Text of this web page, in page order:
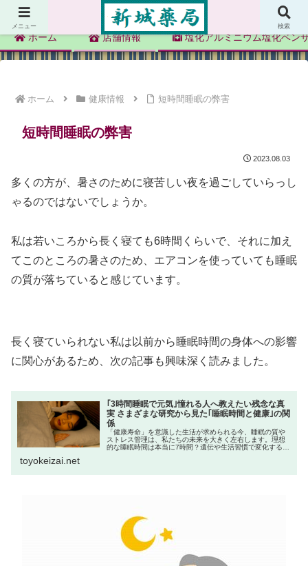
新城薬局
ホーム 店舗情報 塩化アルミニウム塩化ベン
ホーム 健康情報 短時間睡眠の弊害
短時間睡眠の弊害
2023.08.03
多くの方が、暑さのために寝苦しい夜を過ごしていらっし
ゃるのではないでしょうか。
私は若いころから長く寝ても6時間くらいで、それに加え
てこのところの暑さのため、エアコンを使っていても睡眠
の質が落ちていると感じています。
長く寝ていられない私は以前から睡眠時間の身体への影響
に関心があるため、次の記事も興味深く読みました。
｢3時間睡眠で元気｣憧れる人へ教えたい残念な真
実 さまざまな研究から見た｢睡眠時間と健康｣の関
係
「健康寿命」を意識した生活が求められる今、睡眠の質や
ストレス管理は、私たちの未来を大きく左右します。理想
的な睡眠時間は本当に7時間？遺伝や生活習慣で変化する睡
toyokeizai.net
メニュー 検索